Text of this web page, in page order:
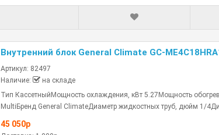
Внутренний блок General Climate GC-
Артикул: 82497
Наличие:
на складе
Тип КассетныйМощность охлаждения, кВт 5.27Мощность
MultiБренд General ClimateДиаметр жидкостных труб, дюйм 1/
45 050р